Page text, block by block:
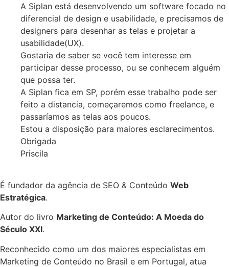
A Siplan está desenvolvendo um software focado no
diferencial de design e usabilidade, e precisamos de
designers para desenhar as telas e projetar a
usabilidade(UX).
Gostaria de saber se você tem interesse em
participar desse processo, ou se conhecem alguém
que possa ter.
A Siplan fica em SP, porém esse trabalho pode ser
feito a distancia, começaremos como freelance, e
passaríamos as telas aos poucos.
Estou a disposição para maiores esclarecimentos.
Obrigada
Priscila
É fundador da agência de SEO & Conteúdo Web
Estratégica.
Autor do livro Marketing de Conteúdo: A Moeda do
Século XXI.
Reconhecido como um dos maiores especialistas em
Marketing de Conteúdo no Brasil e em Portugal, atua